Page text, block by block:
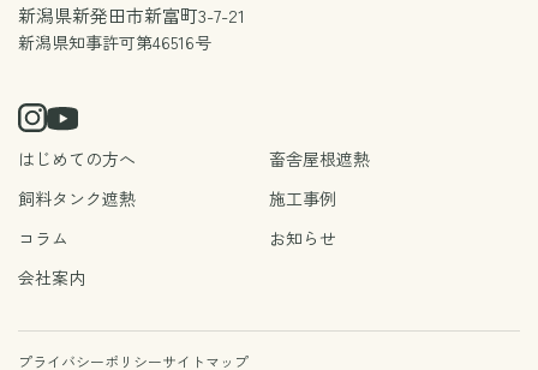
新潟県新発田市新富町3-7-21
新潟県知事許可第46516号
畜舎屋根遮熱
飼料タンク遮熱
施工事例
コラム
お知らせ
会社案内
はじめての方へ
プライバシーポリシーサイトマップ